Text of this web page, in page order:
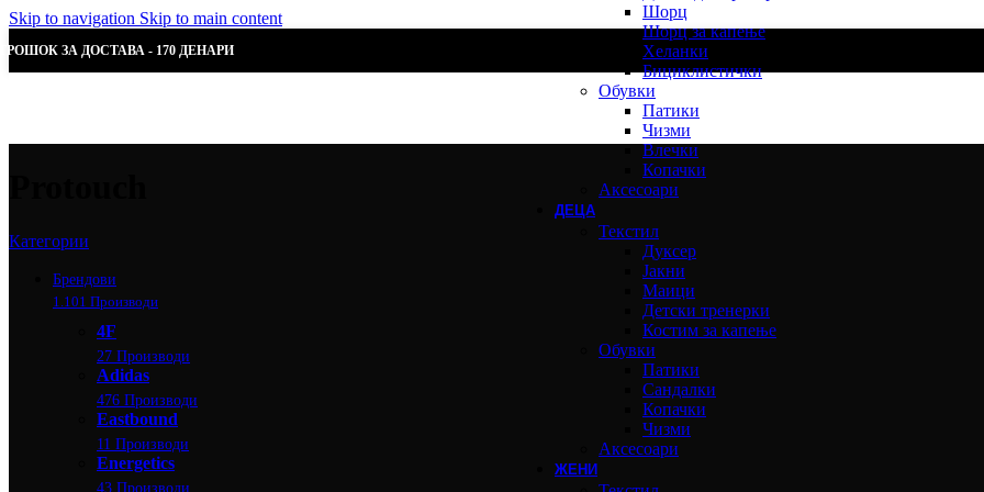
Skip to navigation Skip to main content
ЗА ДОСТАВА - 170 ДЕНАРИ
Шорц
Шорц за капење
Хеланки
Бициклистички
Обувки
Патики
Чизми
Влечки
Копачки
Аксесоари
ДЕЦА
Текстил
Дуксер
Јакни
Маици
Детски тренерки
Костим за капење
Обувки
Патики
Сандалки
Копачки
Чизми
Аксесоари
ЖЕНИ
Категории
Брендови
1.101 Производи
4F
27 Производи
Adidas
476 Производи
Eastbound
11 Производи
Energetics
43 Производи